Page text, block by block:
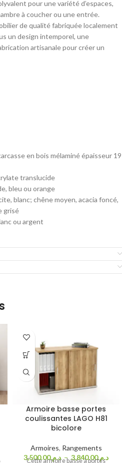
pour une variété d’espaces,
à coucher ou une entrée.
de qualité fabriquée localement
un design intemporel, une
artisanale pour créer un
en bois mélaminé épaisseur 19
translucide
bleu ou orange
blanc; chêne moyen, acacia foncé,
grisé
ou argent
Armoire basse portes
coulissantes LAGO H81
bicolore
Armoires, Rangements
د.م.3,500.00 – د.م.3,840.00
Cette armoire basse à portes